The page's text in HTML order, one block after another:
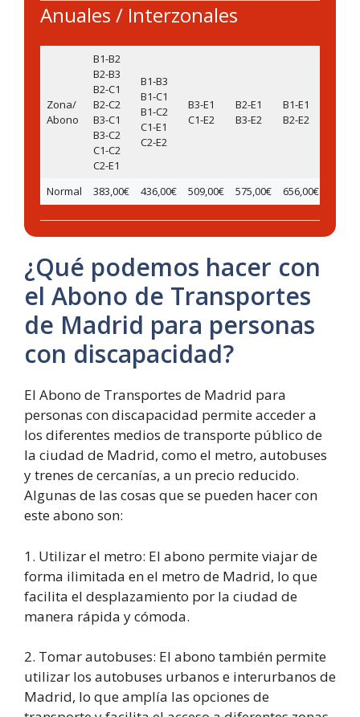
Anuales / Interzonales
Zona/
Abono
B1-B2
B2-B3
B2-C1
B2-C2
B3-C1
B3-C2
C1-C2
C2-E1
B1-B3
B1-C1
B1-C2
C1-E1
C2-E2
B3-E1
C1-E2
B2-E1
B3-E2
B1-E1
B2-E2
Normal 383,00€ 436,00€ 509,00€ 575,00€ 656,00€
¿Qué podemos hacer con
el Abono de Transportes
de Madrid para personas
con discapacidad?
El Abono de Transportes de Madrid para
personas con discapacidad permite acceder a
los diferentes medios de transporte público de
la ciudad de Madrid, como el metro, autobuses
y trenes de cercanías, a un precio reducido.
Algunas de las cosas que se pueden hacer con
este abono son:
1. Utilizar el metro: El abono permite viajar de
forma ilimitada en el metro de Madrid, lo que
facilita el desplazamiento por la ciudad de
manera rápida y cómoda.
2. Tomar autobuses: El abono también permite
utilizar los autobuses urbanos e interurbanos de
Madrid, lo que amplía las opciones de